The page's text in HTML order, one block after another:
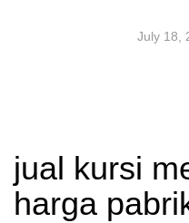
July 18,
jual kursi
harga